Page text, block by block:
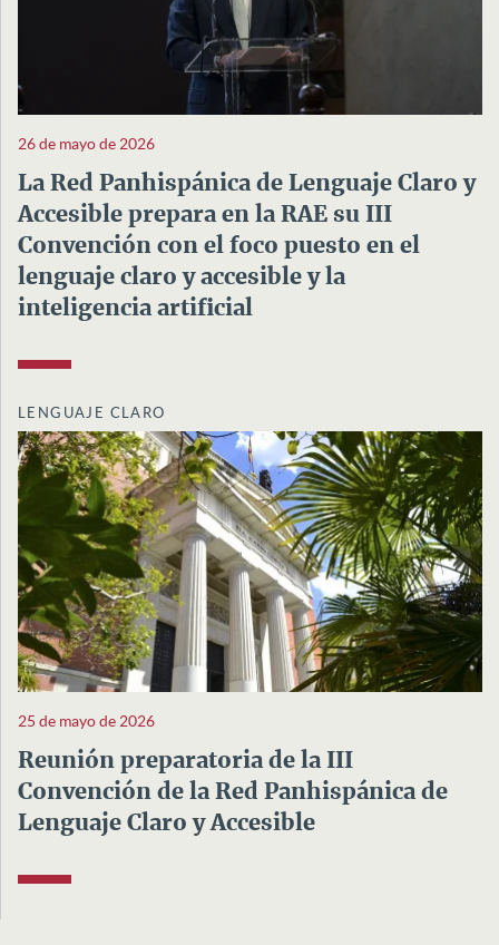
26 de mayo de 2026
La Red Panhispánica de Lenguaje Claro y
Accesible prepara en la RAE su III
Convención con el foco puesto en el
lenguaje claro y accesible y la
inteligencia artificial
LENGUAJE CLARO
25 de mayo de 2026
Reunión preparatoria de la III
Convención de la Red Panhispánica de
Lenguaje Claro y Accesible